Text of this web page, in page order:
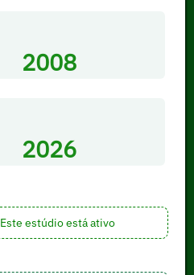
2008
2026
Este estúdio está ativo